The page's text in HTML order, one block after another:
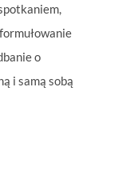
o
i samą sobą